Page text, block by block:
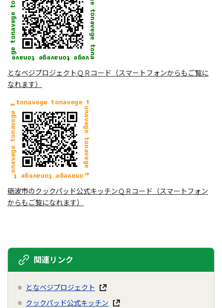
となベジプロジェクトＱＲコード（スマートフォンからもご覧に
なれます）
砺波市のクックパッド公式キッチンＱＲコード（スマートフォン
からもご覧になれます）
関連リンク
となベジプロジェクト
クックパッド公式キッチン